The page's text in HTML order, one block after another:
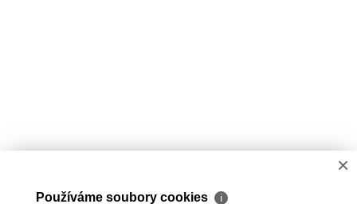
×
Používáme soubory cookies ℹ